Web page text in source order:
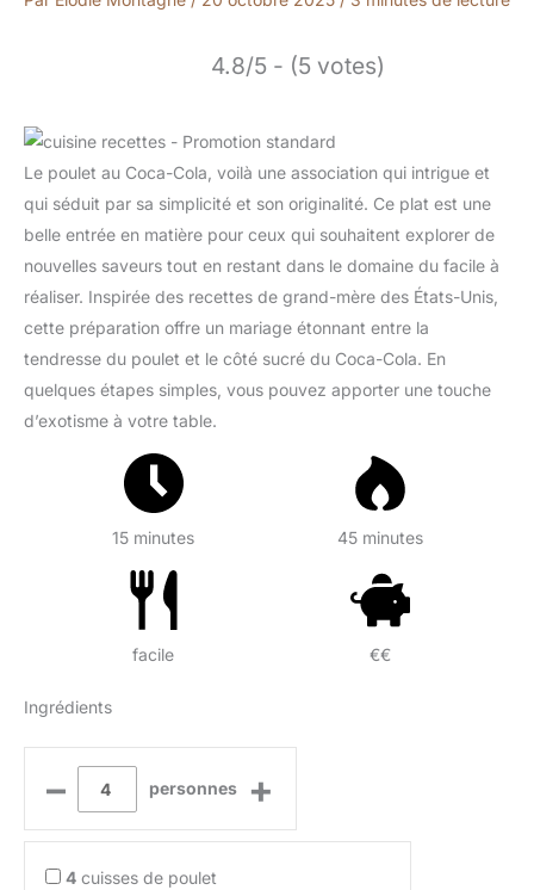
4.8/5 - (5 votes)
Le poulet au Coca-Cola, voilà une association qui intrigue et
qui séduit par sa simplicité et son originalité. Ce plat est une
belle entrée en matière pour ceux qui souhaitent explorer de
nouvelles saveurs tout en restant dans le domaine du facile à
réaliser. Inspirée des recettes de grand-mère des États-Unis,
cette préparation offre un mariage étonnant entre la
tendresse du poulet et le côté sucré du Coca-Cola. En
quelques étapes simples, vous pouvez apporter une touche
d’exotisme à votre table.
15 minutes 45 minutes
facile €€
Ingrédients
– personnes +
4 cuisses de poulet